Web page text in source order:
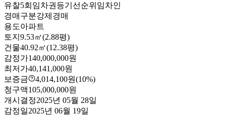
유찰5회 임차권등기 선순위임차인
경매구분강제경매
용도아파트
토지 9.53㎡(2.88평)
건물40.92㎡(12.38평)
감정가140,000,000원
최저가40,141,000원
보증금
4,014,100원(10%)
청구액105,000,000원
개시결정2025년 05월 28일
감정일2025년 06월 19일